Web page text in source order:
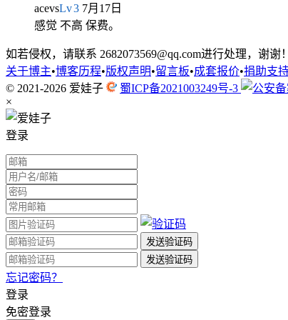
acevsLv3 7月17日
感觉 不高 保费。
如若侵权，请联系 2682073569@qq.com进行处理，谢
关于博主•博客历程•版权声明•留言板•成套报价•捐助支
© 2021-2026 爱娃子 蜀ICP备2021003249号-3
×
登录
忘记密码？
登录
免密登录